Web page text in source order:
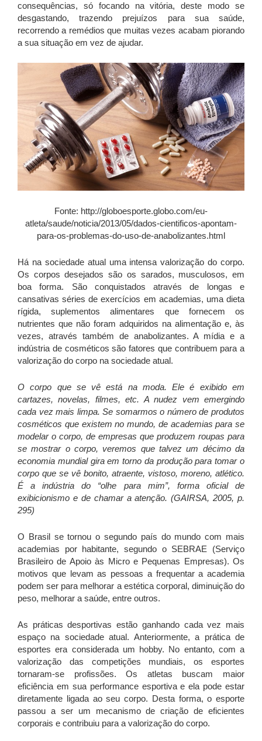
consequências, só focando na vitória, deste modo se
desgastando, trazendo prejuízos para sua saúde,
recorrendo a remédios que muitas vezes acabam piorando
a sua situação em vez de ajudar.
Fonte: http://globoesporte.globo.com/eu-
atleta/saude/noticia/2013/05/dados-cientificos-apontam-
para-os-problemas-do-uso-de-anabolizantes.html
Há na sociedade atual uma intensa valorização do corpo.
Os corpos desejados são os sarados, musculosos, em
boa forma. São conquistados através de longas e
cansativas séries de exercícios em academias, uma dieta
rígida, suplementos alimentares que fornecem os
nutrientes que não foram adquiridos na alimentação e, às
vezes, através também de anabolizantes. A mídia e a
indústria de cosméticos são fatores que contribuem para a
valorização do corpo na sociedade atual.
O corpo que se vê está na moda. Ele é exibido em
cartazes, novelas, filmes, etc. A nudez vem emergindo
cada vez mais limpa. Se somarmos o número de produtos
cosméticos que existem no mundo, de academias para se
modelar o corpo, de empresas que produzem roupas para
se mostrar o corpo, veremos que talvez um décimo da
economia mundial gira em torno da produção para tomar o
corpo que se vê bonito, atraente, vistoso, moreno, atlético.
É a indústria do “olhe para mim”, forma oficial de
exibicionismo e de chamar a atenção. (GAIRSA, 2005, p.
295)
O Brasil se tornou o segundo país do mundo com mais
academias por habitante, segundo o SEBRAE (Serviço
Brasileiro de Apoio às Micro e Pequenas Empresas). Os
motivos que levam as pessoas a frequentar a academia
podem ser para melhorar a estética corporal, diminuição do
peso, melhorar a saúde, entre outros.
As práticas desportivas estão ganhando cada vez mais
espaço na sociedade atual. Anteriormente, a prática de
esportes era considerada um hobby. No entanto, com a
valorização das competições mundiais, os esportes
tornaram-se profissões. Os atletas buscam maior
eficiência em sua performance esportiva e ela pode estar
diretamente ligada ao seu corpo. Desta forma, o esporte
passou a ser um mecanismo de criação de eficientes
corporais e contribuiu para a valorização do corpo.